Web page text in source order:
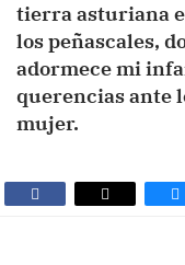
tierra asturiana
los peñascales,
adormece mi
querencias ante
mujer.